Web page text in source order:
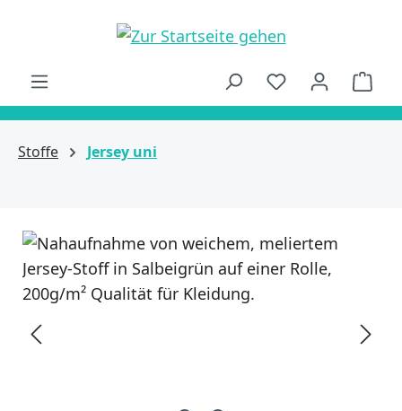
Stoffe Jersey uni
Bildergalerie überspringen